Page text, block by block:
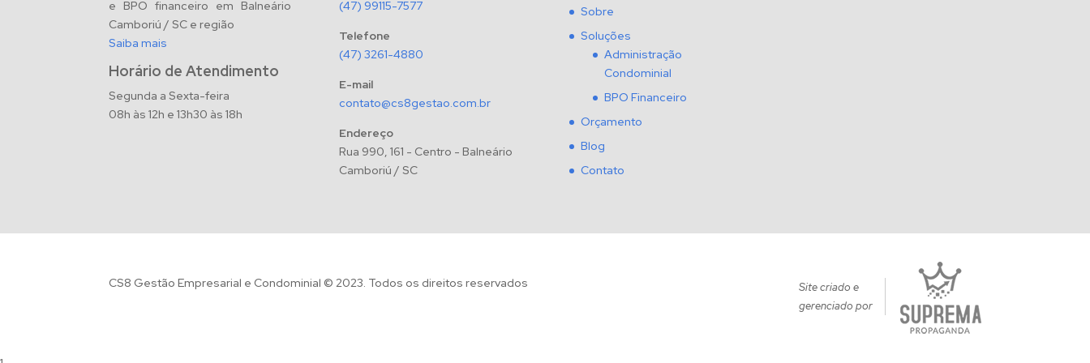
e BPO financeiro em Balneário
Camboriú / SC e região
Saiba mais
Horário de Atendimento
Segunda a Sexta-feira
08h às 12h e 13h30 às 18h
(47) 99115-7577
Telefone
(47) 3261-4880
E-mail
contato@cs8gestao.com.br
Endereço
Rua 990, 161 - Centro - Balneário
Camboriú / SC
Sobre
Soluções
Administração
Condominial
BPO Financeiro
Orçamento
Blog
Contato
CS8 Gestão Empresarial e Condominial © 2023. Todos os direitos reservados
Site criado e
gerenciado por